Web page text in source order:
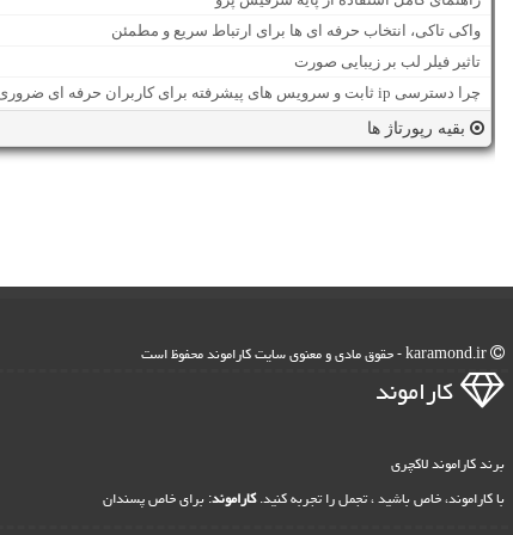
واکی تاکی، انتخاب حرفه ای ها برای ارتباط سریع و مطمئن
تاثیر فیلر لب بر زیبایی صورت
چرا دسترسی ip ثابت و سرویس های پیشرفته برای کاربران حرفه ای ضروری است؟
بقیه رپورتاژ ها
كاراموند
برند کاراموند لاکچری
با کاراموند، خاص باشید ، تجمل را تجربه کنید.کاراموند: برای خاص پسندان